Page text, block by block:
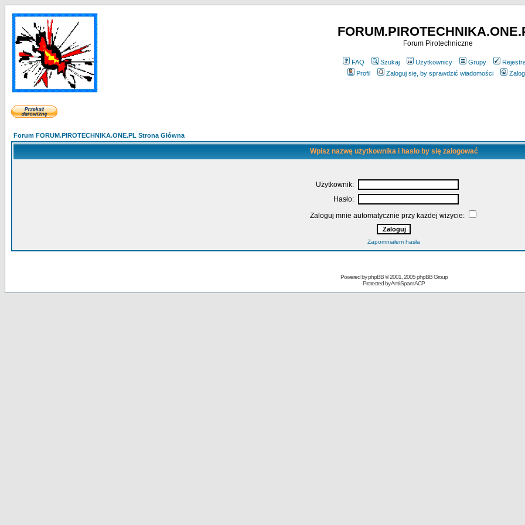
Forum Pirotechniczne
FAQ Szukaj Użytkownicy Grupy
Profil
Zaloguj się, by sprawdzić wiadomości
Forum FORUM.PIROTECHNIKA.ONE.PL Strona Główna
Wpisz nazwę użytkownika i hasło by się zalogować
Użytkownik:
Hasło:
Zaloguj mnie automatycznie przy każdej wizycie:
Zapomniałem hasła
Powered byphpBB© 2001, 2005 phpBB Group
Protected byAnti-Spam ACP